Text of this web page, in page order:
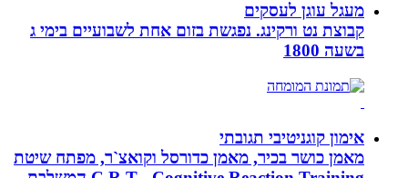
מעגל עוגן לעסקים
קבוצת נט ורקינג. נפגשת בזום אחת לשבועיים בימי ג
בשעה 1800
אימון קוגניטיבי תגובתי
מאמן כושר בכיר, מאמן כדורסל וקואצ`ר, מפתח שיטת